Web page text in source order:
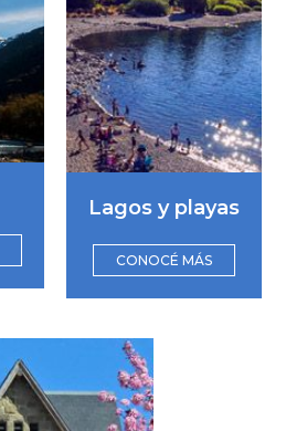
Lagos y playas
CONOCÉ MÁS